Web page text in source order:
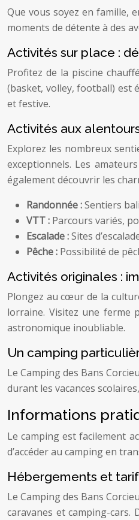
Que vous soyez en famille,
moments de détente à des
Activités sur place :
Profitez de la piscine
(basket, volley, football) est
et festive.
Activités aux
Explorez les nombreux
exceptionnels. Les
également découvrir les
Randonnée :Sentiers
VTT : Parcours variés,
Escalade :Sites
Pêche : Possibilité de
Activités originales :
Plongez au cœur de la
lorraine. Visitez une ferme
astronomique inoubliable.
Un camping
Le Camping des Bans
durant les vacances
Informations
Le camping est facilement
d’accéder au camping en
Hébergements et
Le Camping des Bans
caravanes et camping-